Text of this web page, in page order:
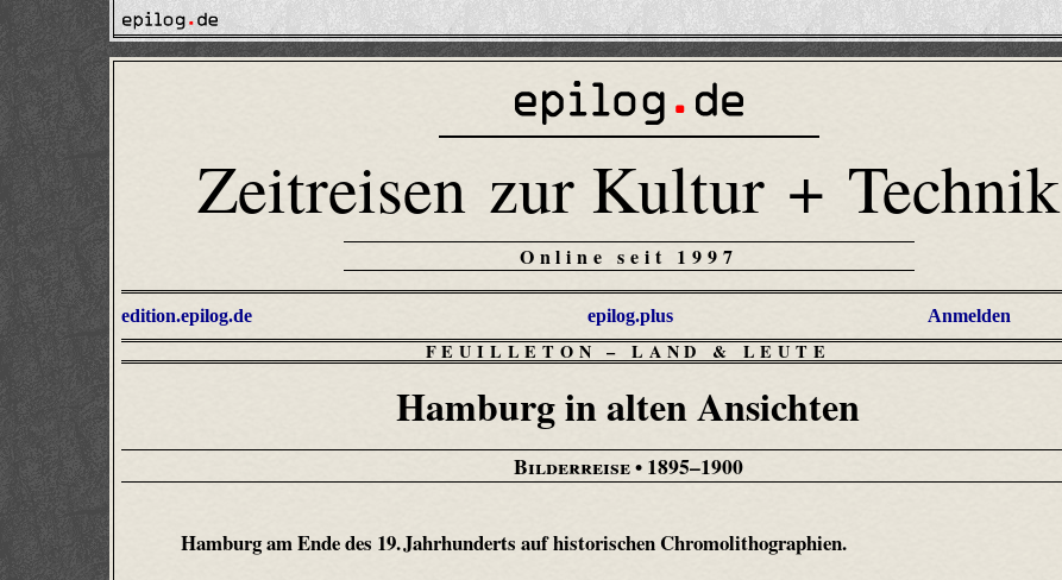
Zeitreisen zur Kultur + Technik
Online seit 1997
edition.epilog.de epilog.plus Anmelden
FEUILLETON–LAND & LEUTE
Hamburg in alten Ansichten
Bilderreise• 1895–1900
Hamburg am Ende des 19. Jahrhunderts auf historischen Chromolithographien.